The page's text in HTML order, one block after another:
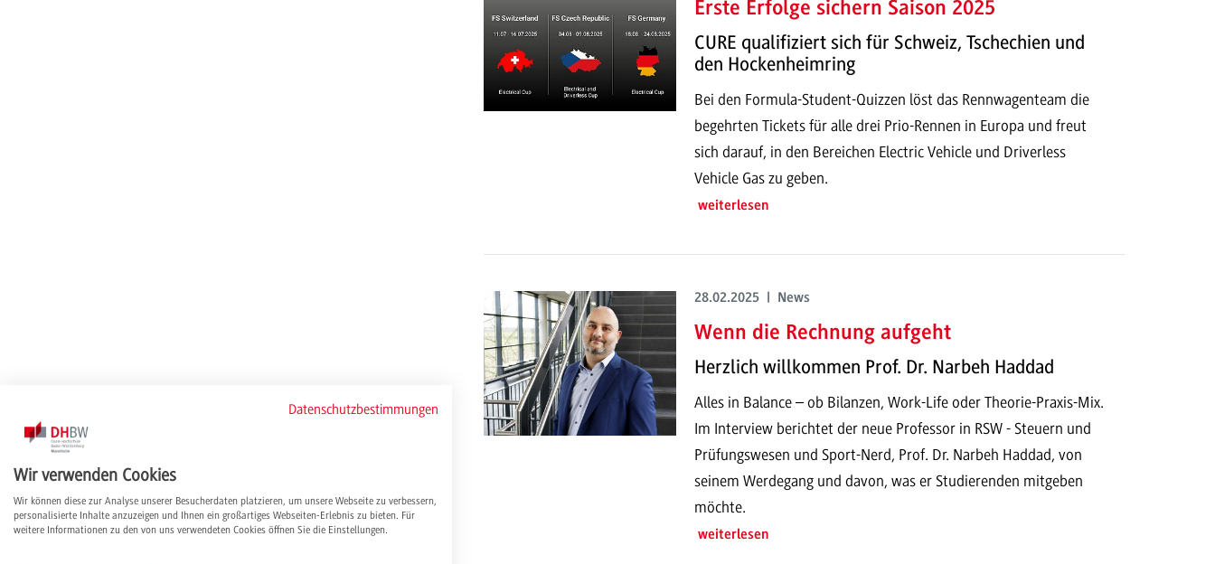
Erste Erfolge sichern Saison 2025
CURE qualifiziert sich für Schweiz, Tschechien und
den Hockenheimring
Bei den Formula-Student-Quizzen löst das Rennwagenteam die
begehrten Tickets für alle drei Prio-Rennen in Europa und freut
sich darauf, in den Bereichen Electric Vehicle und Driverless
Vehicle Gas zu geben.
weiterlesen
28.02.2025 | News
Wenn die Rechnung aufgeht
Herzlich willkommen Prof. Dr. Narbeh Haddad
Alles in Balance – ob Bilanzen, Work-Life oder Theorie-Praxis-Mix.
Im Interview berichtet der neue Professor in RSW - Steuern und
Prüfungswesen und Sport-Nerd, Prof. Dr. Narbeh Haddad, von
seinem Werdegang und davon, was er Studierenden mitgeben
möchte.
weiterlesen
Datenschutzbestimmungen
Wir verwenden Cookies
Wir können diese zur Analyse unserer Besucherdaten platzieren, um unsere Webseite zu verbessern,
personalisierte Inhalte anzuzeigen und Ihnen ein großartiges Webseiten-Erlebnis zu bieten. Für
weitere Informationen zu den von uns verwendeten Cookies öffnen Sie die Einstellungen.